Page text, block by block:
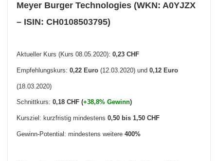
Meyer Burger Technologies (WKN: A0YJZX
– ISIN: CH0108503795)
Aktueller Kurs (Kurs 08.05.2020): 0,23 CHF
Empfehlungskurs: 0,22 Euro (12.03.2020) und 0,12 Euro
(18.03.2020)
Schnittkurs: 0,18 CHF (+38,8% Gewinn)
Kursziel: kurzfristig mindestens 0,50 bis 1,50 CHF
Gewinn-Potential: mindestens weitere 400%